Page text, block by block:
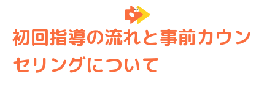
初回指導の流れと事前カウン
セリングについて